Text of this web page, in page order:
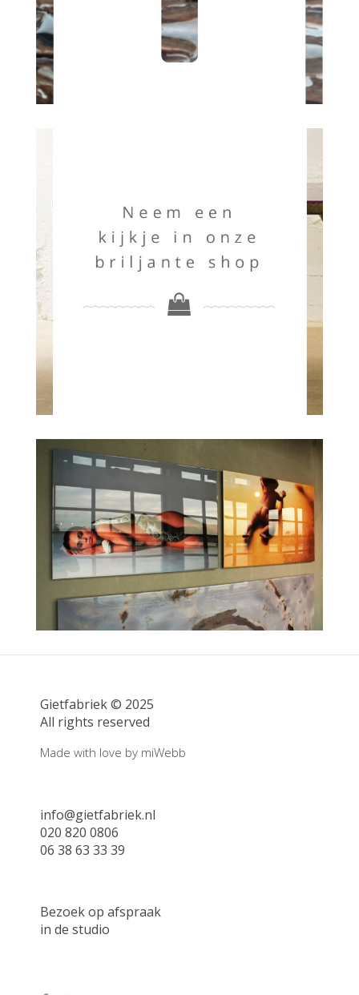
Foto kunstwerk
Checkered Giet-foto Objecten & kunst Projects
Gietfabriek © 2025
All rights reserved
Made with love by miWebb
info@gietfabriek.nl
020 820 0806
06 38 63 33 39
Bezoek op afspraak
in de studio